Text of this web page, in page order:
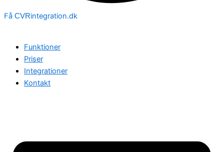
Få CVRintegration.dk
Funktioner
Priser
Integrationer
Kontakt